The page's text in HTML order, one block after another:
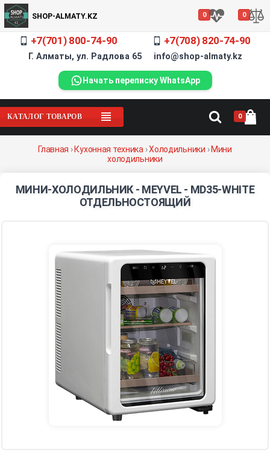
SHOP-ALMATY.KZ 0 0
+7(701) 800-74-90 +7(708) 820-74-90
Г. Алматы, ул. Радлова 65 info@shop-almaty.kz
Начать переписку WhatsApp
КАТАЛОГ ТОВАРОВ 0
Главная ›Кухонная техника ›Холодильники ›Мини
холодильники
МИНИ-ХОЛОДИЛЬНИК - MEYVEL - MD35-WHITE
ОТДЕЛЬНОСТОЯЩИЙ